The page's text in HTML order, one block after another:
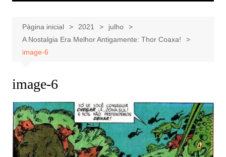
Página inicial 2021
julho
A Nostalgia Era Melhor Antigamente: Thor Coaxa!
image-6
image-6